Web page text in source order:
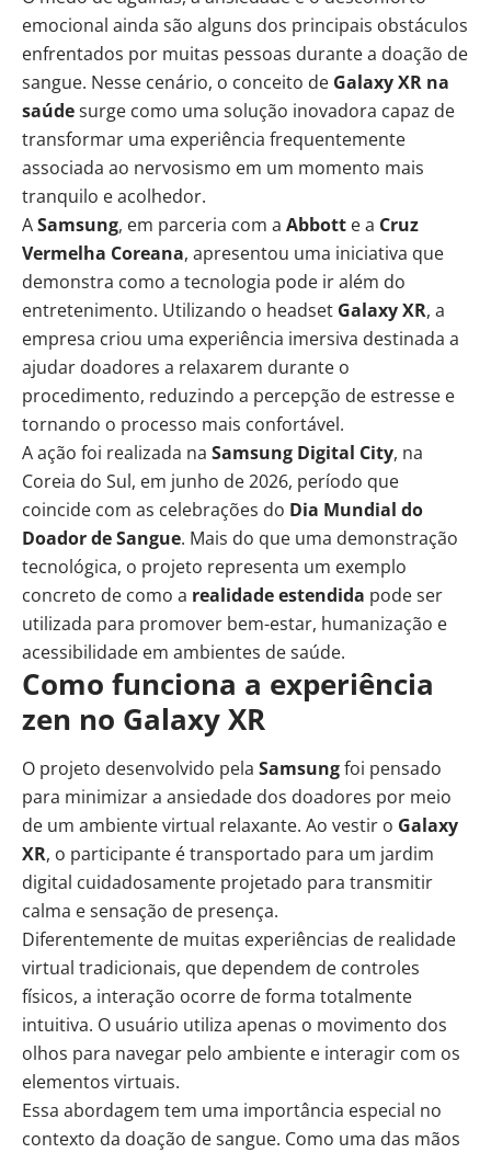
emocional ainda são alguns dos principais obstáculos
enfrentados por muitas pessoas durante a doação de
sangue. Nesse cenário, o conceito de Galaxy XR na
saúdesurge como uma solução inovadora capaz de
transformar uma experiência frequentemente
associada ao nervosismo em um momento mais
tranquilo e acolhedor.
ASamsung, em parceria com a Abbott e a Cruz
Vermelha Coreana, apresentou uma iniciativa que
demonstra como a tecnologia pode ir além do
entretenimento. Utilizando o headset Galaxy XR, a
empresa criou uma experiência imersiva destinada a
ajudar doadores a relaxarem durante o
procedimento, reduzindo a percepção de estresse e
tornando o processo mais confortável.
A ação foi realizada na Samsung Digital City, na
Coreia do Sul, em junho de 2026, período que
coincide com as celebrações do Dia Mundial do
Doador de Sangue. Mais do que uma demonstração
tecnológica, o projeto representa um exemplo
concreto de como a realidade estendida pode ser
utilizada para promover bem-estar, humanização e
acessibilidade em ambientes de saúde.
Como funciona a experiência
zen no Galaxy XR
O projeto desenvolvido pela Samsungfoi pensado
para minimizar a ansiedade dos doadores por meio
de um ambiente virtual relaxante. Ao vestir o Galaxy
XR, o participante é transportado para um jardim
digital cuidadosamente projetado para transmitir
calma e sensação de presença.
Diferentemente de muitas experiências de realidade
virtual tradicionais, que dependem de controles
físicos, a interação ocorre de forma totalmente
intuitiva. O usuário utiliza apenas o movimento dos
olhos para navegar pelo ambiente e interagir com os
elementos virtuais.
Essa abordagem tem uma importância especial no
contexto da doação de sangue. Como uma das mãos